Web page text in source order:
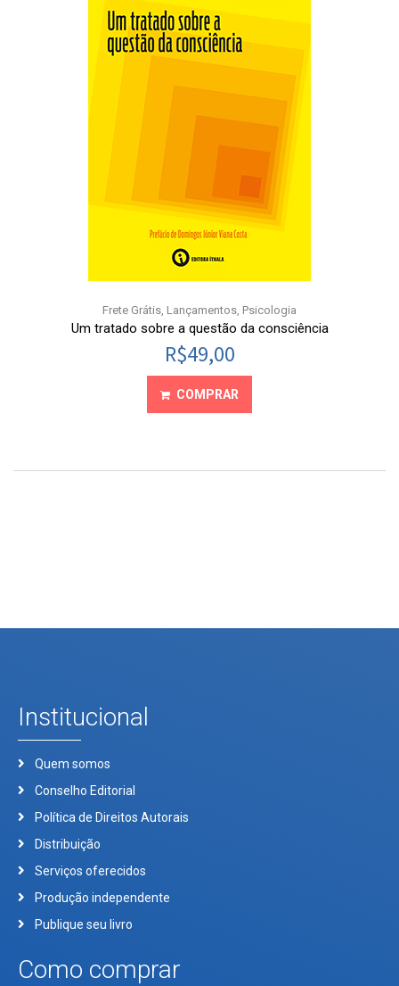
Frete Grátis, Lançamentos, Psicologia
Um tratado sobre a questão da consciência
R$49,00
COMPRAR
Institucional
Quem somos
Conselho Editorial
Política de Direitos Autorais
Distribuição
Serviços oferecidos
Produção independente
Publique seu livro
Como comprar